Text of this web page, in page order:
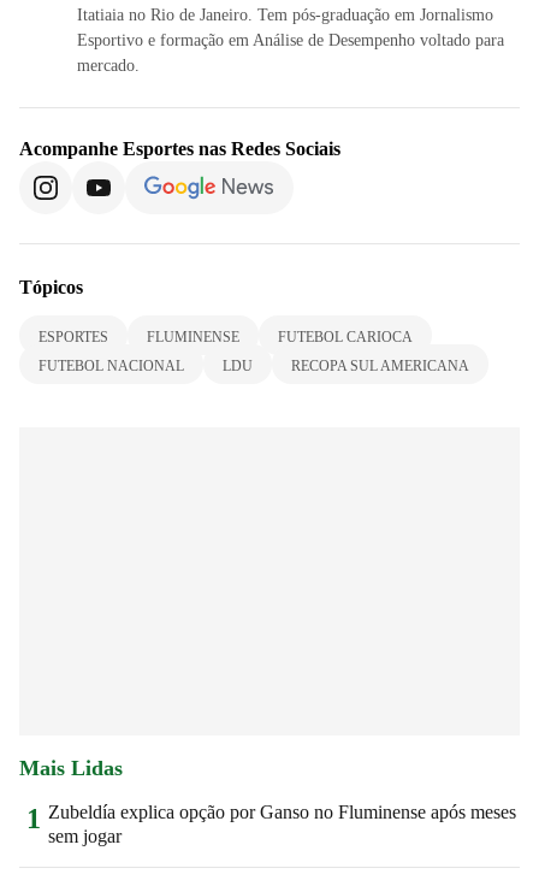
Itatiaia no Rio de Janeiro. Tem pós-graduação em Jornalismo
Esportivo e formação em Análise de Desempenho voltado para
mercado.
Acompanhe Esportes nas Redes Sociais
Tópicos
ESPORTES FLUMINENSE
FUTEBOL CARIOCA
FUTEBOL NACIONAL
LDU RECOPA SUL AMERICANA
Mais Lidas
1 Zubeldía explica opção por Ganso no Fluminense após meses
sem jogar